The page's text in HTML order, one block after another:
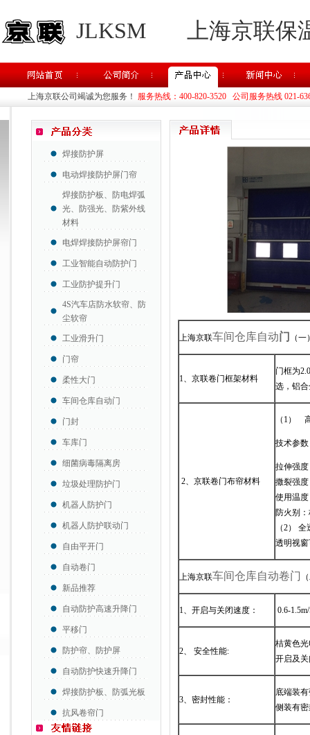
JLKSM 上海京联
上海京联公司竭诚为您服务！ 服务热线：400-820-3520 公司服务热线 021-
焊接防护屏
电动焊接防护屏门帘
焊接防护板、防电焊弧
光、防强光、防紫外线
材料
电焊焊接防护屏帘门
工业智能自动防护门
工业防护提升门
4S汽车店防水软帘、防
尘软帘
工业滑升门
门帘
柔性大门
车间仓库自动门
门封
车库门
细菌病毒隔离房
垃圾处理防护门
机器人防护门
机器人防护联动门
自由平开门
自动卷门
新品推荐
自动防护高速升降门
平移门
防护帘、防护屏
自动防护快速升降门
焊接防护板、防弧光板
抗风卷帘门
上海京联车间仓库自动门 （
1、京联卷门框架材料
门框为
选，铝
2、京联卷门布帘材料
（1）
技术参
拉伸强度
撒裂强度
使用温
防火别
（2）
透明视
上海京联车间仓库自动卷门
1、开启与关闭速度： 0.6-
2、 安全性能:
桔黄色
开启及
3、密封性能：
底端装
侧装有